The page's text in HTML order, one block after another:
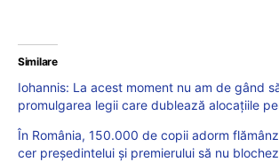
Similare
Iohannis: La acest moment nu am de gând
promulgarea legii care dublează alocațiile
În România, 150.000 de copii adorm
cer președintelui și premierului să nu